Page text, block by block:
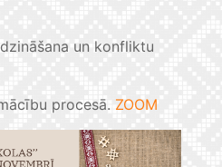
un konfliktu
procesā. ZOOM